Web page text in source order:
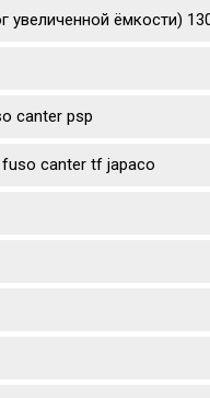
ёмкости)
canter psp
canter tf japaco